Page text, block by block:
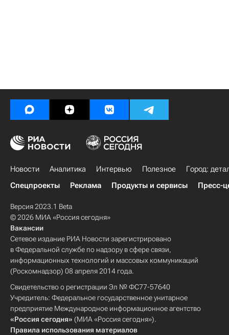
Новости Аналитика Интервью Полезное
Город:
Спецпроекты
Реклама Продукты и сервисы Пресс-
Версия 2023.1 Beta
© 2026 МИА «Россия сегодня»
Вакансии
Сетевое издание РИА Новости зарегистрировано
в Федеральной службе по надзору в сфере связи,
информационных технологий и массовых коммуникаций
(Роскомнадзор) 08 апреля 2014 года.
Свидетельство о регистрации Эл № ФС77-57640
Учредитель: Федеральное государственное унитарное
предприятие Международное информационное агентство
«Россия сегодня» (МИА «Россия сегодня»).
Правила использования материалов